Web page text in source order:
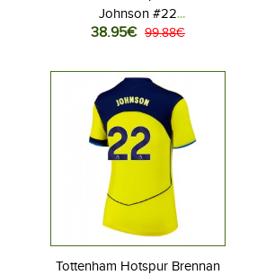
Johnson #22
Jalkapallovaatteet Vieraspaita
38.95€ 99.88€
Tottenham Hotspur Brennan